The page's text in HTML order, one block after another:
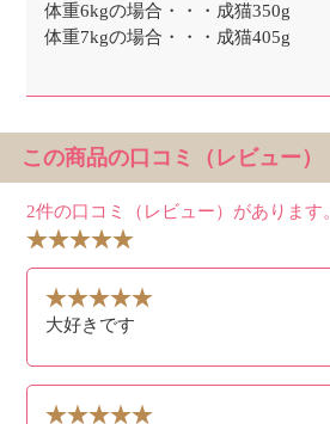
体重6kgの場合・・・成猫350g
体重7kgの場合・・・成猫405g
この商品の口コミ（レビュー）
2件の口コミ（レビュー）があります
大好きです